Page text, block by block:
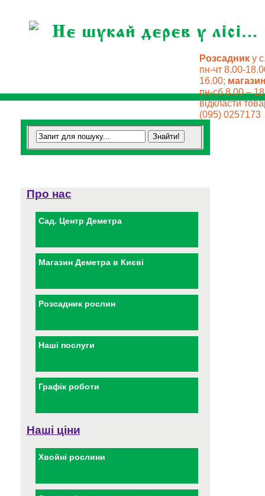
Розсадник у
пн-чт 8.00-
16.00;
пн-сб 8.00 –
відкласти
(095) 0257173
Про нас
Сад. Центр Деметра
Магазин Деметра в Києві
Розсадник рослин
Наші послуги
Графік роботи
Наші ціни
Хвойні рослини